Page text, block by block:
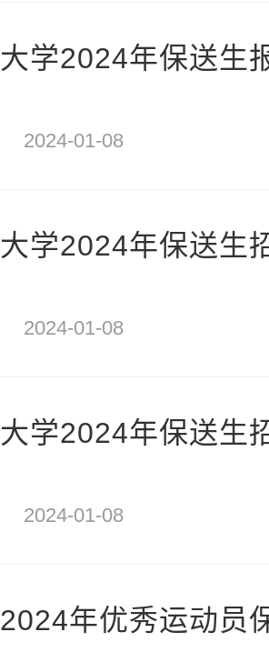
学2024年保送生
2024-01-08
学2024年保送生
2024-01-08
学2024年保送生
2024-01-08
年优秀运动员